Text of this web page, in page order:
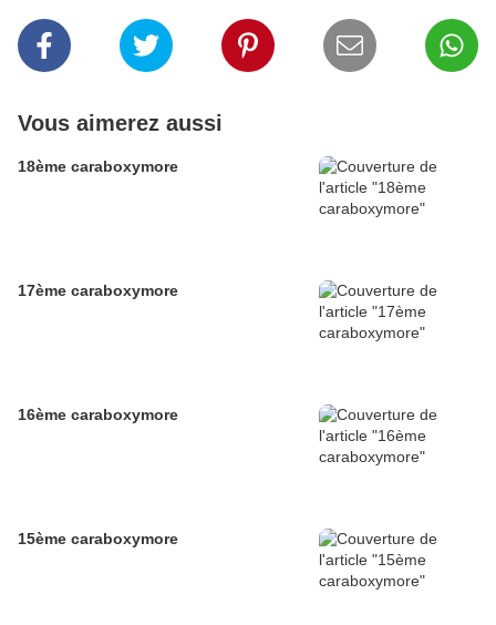
Vous aimerez aussi
18ème caraboxymore
17ème caraboxymore
16ème caraboxymore
15ème caraboxymore